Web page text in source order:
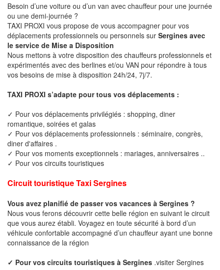
Besoin d’une voiture ou d’un van avec chauffeur pour une journée
ou une demi-journée ?
TAXI PROXI vous propose de vous accompagner pour vos
déplacements professionnels ou personnels sur Sergines avec
le service de Mise a Disposition
Nous mettons à votre disposition des chauffeurs professionnels et
expérimentés avec des berlines et/ou VAN pour répondre à tous
vos besoins de mise à disposition 24h/24, 7j/7.
TAXI PROXI s’adapte pour tous vos déplacements :
✓ Pour vos déplacements privilégiés : shopping, diner
romantique, soirées et galas
✓ Pour vos déplacements professionnels : séminaire, congrès,
diner d'affaires .
✓ Pour vos moments exceptionnels : mariages, anniversaires ..
✓ Pour vos circuits touristiques
Circuit touristique Taxi Sergines
Vous avez planifié de passer vos vacances à Sergines ?
Nous vous ferons découvrir cette belle région en suivant le circuit
que vous aurez établi. Voyagez en toute sécurité à bord d’un
véhicule confortable accompagné d’un chauffeur ayant une bonne
connaissance de la région
✓ Pour vos circuits touristiques à Sergines .visiter Sergines